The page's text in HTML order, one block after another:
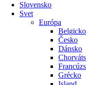
Slovensko
Svet
Európa
Belgicko
Česko
Dánsko
Grécko